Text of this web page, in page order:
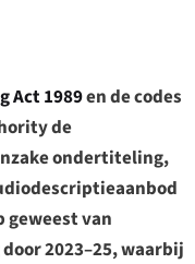
Act 1989en de codes
de
ondertiteling,
van
2023–25, waarbij